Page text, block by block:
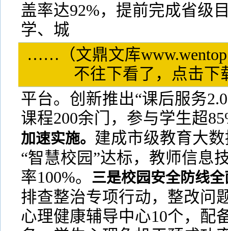
盖率达92%，提前完成省级
学、城
……（文鼎文库
不往下看了，点击
平台。创新推出“课后服务
课程200余门，参与学生超
加速实施。 建成市级教育大
“智慧校园”达标，教师信息
率100%。 三是校园安全防线
排查整治专项行动，整改问
心理健康辅导中心10个，配